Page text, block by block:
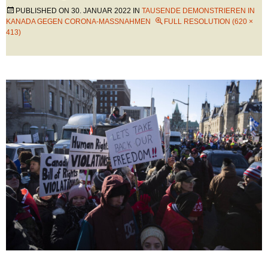
PUBLISHED ON 30. JANUAR 2022 IN TAUSENDE DEMONSTRIEREN IN
KANADA GEGEN CORONA-MASSNAHMEN
FULL RESOLUTION (620 ×
413)